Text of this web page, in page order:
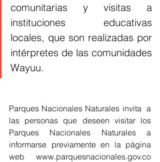
comunitarias y visitas a
instituciones educativas
locales, que son realizadas por
intérpretes de las comunidades
Wayuu.
Parques Nacionales Naturales invita  a
las personas que deseen visitar los
Parques Nacionales Naturales a
informarse previamente en la página
web www.parquesnacionales.gov.co